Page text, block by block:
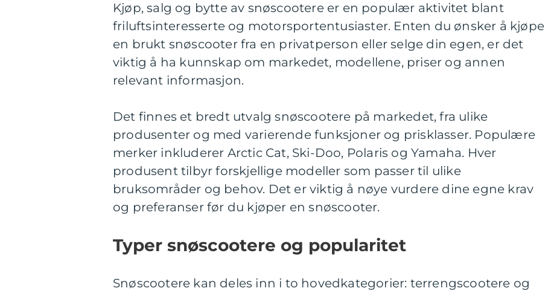
Kjøp, salg og bytte av snøscootere er en populær aktivitet blant
friluftsinteresserte og motorsportentusiaster. Enten du ønsker å kjøpe
en brukt snøscooter fra en privatperson eller selge din egen, er det
viktig å ha kunnskap om markedet, modellene, priser og annen
relevant informasjon.
Det finnes et bredt utvalg snøscootere på markedet, fra ulike
produsenter og med varierende funksjoner og prisklasser. Populære
merker inkluderer Arctic Cat, Ski-Doo, Polaris og Yamaha. Hver
produsent tilbyr forskjellige modeller som passer til ulike
bruksområder og behov. Det er viktig å nøye vurdere dine egne krav
og preferanser før du kjøper en snøscooter.
Typer snøscootere og popularitet
Snøscootere kan deles inn i to hovedkategorier: terrengscootere og